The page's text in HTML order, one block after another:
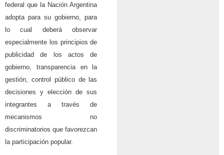
federal que la Nación Argentina
adopta para su gobierno, para
lo cual deberá observar
especialmente los principios de
publicidad de los actos de
gobierno, transparencia en la
gestión, control público de las
decisiones y elección de sus
integrantes a través de
mecanismos no
discriminatorios que favorezcan
la participación popular.